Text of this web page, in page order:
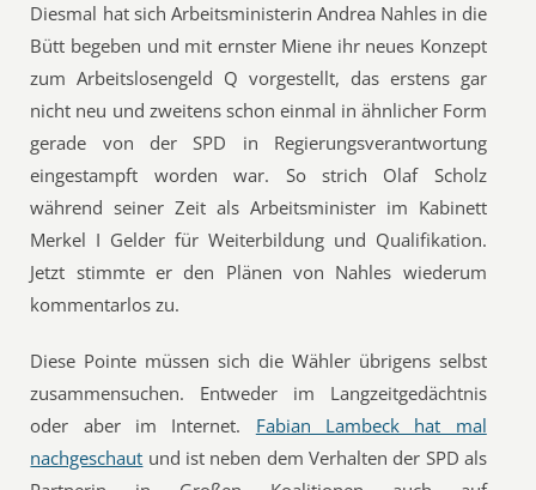
Diesmal hat sich Arbeitsministerin Andrea Nahles in die
Bütt begeben und mit ernster Miene ihr neues Konzept
zum Arbeitslosengeld Q vorgestellt, das erstens gar
nicht neu und zweitens schon einmal in ähnlicher Form
gerade von der SPD in Regierungsverantwortung
eingestampft worden war. So strich Olaf Scholz
während seiner Zeit als Arbeitsminister im Kabinett
Merkel I Gelder für Weiterbildung und Qualifikation.
Jetzt stimmte er den Plänen von Nahles wiederum
kommentarlos zu.
Diese Pointe müssen sich die Wähler übrigens selbst
zusammensuchen. Entweder im Langzeitgedächtnis
oder aber im Internet. Fabian Lambeck hat mal
nachgeschaut und ist neben dem Verhalten der SPD als